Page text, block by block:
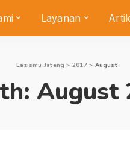
Layanan
Lazismu Jateng > 2017> August
August